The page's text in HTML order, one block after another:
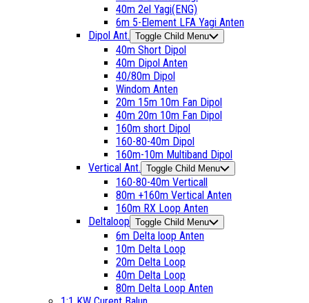
40m 2el Yagi(ENG)
6m 5-Element LFA Yagi Anten
Dipol Ant. Toggle Child Menu
40m Short Dipol
40m Dipol Anten
40/80m Dipol
Windom Anten
20m 15m 10m Fan Dipol
40m 20m 10m Fan Dipol
160m short Dipol
160-80-40m Dipol
160m-10m Multiband Dipol
Vertical Ant. Toggle Child Menu
160-80-40m Verticall
80m +160m Vertical Anten
160m RX Loop Anten
Deltaloop Toggle Child Menu
6m Delta loop Anten
10m Delta Loop
20m Delta Loop
40m Delta Loop
80m Delta Loop Anten